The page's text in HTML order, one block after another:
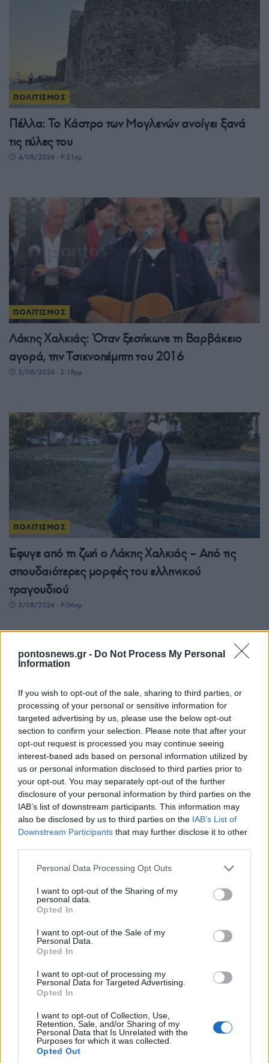
pontosnews.gr - Do Not Process My Personal
Information
If you wish to opt-out of the sale, sharing to third parties, or
processing of your personal or sensitive information for
targeted advertising by us, please use the below opt-out
section to confirm your selection. Please note that after your
opt-out request is processed you may continue seeing
interest-based ads based on personal information utilized by
us or personal information disclosed to third parties prior to
your opt-out. You may separately opt-out of the further
disclosure of your personal information by third parties on the
IAB’s list of downstream participants. This information may
also be disclosed by us to third parties on the IAB’s List of
Downstream Participants that may further disclose it to other
Please note that this website/app uses one or more Google
not limited to your visit or usage behaviour. You may click to
grant or deny consent to Google and its third-party tags to
use your data for below specified purposes in below Google
consent section.
Personal Data Processing Opt Outs
I want to opt-out of the Sharing of my
personal data.
Opted In
I want to opt-out of the Sale of my
Personal Data.
Opted In
I want to opt-out of processing my
Personal Data for Targeted Advertising.
Opted In
I want to opt-out of Collection, Use,
Retention, Sale, and/or Sharing of my
Personal Data that Is Unrelated with the
Purposes for which it was collected.
Opted Out
ΠΟΛΙΤΙΣΜΟΣ
Πέλλα: Το Κάστρο των Μογλενών ανοίγει ξανά
τις πύλες του
4/08/2026 - 9:21πμ
ΠΟΛΙΤΙΣΜΟΣ
Λάκης Χαλκιάς: Όταν ξεσήκωνε τη Βαρβάκειο
αγορά, την Τσικνοπέμπτη του 2016
3/08/2026 - 2:18μμ
ΠΟΛΙΤΙΣΜΟΣ
Έφυγε από τη ζωή ο Λάκης Χαλκιάς – Από τις
σπουδαιότερες μορφές του ελληνικού
τραγουδιού
3/08/2026 - 9:06πμ
ΠΟΛΙΤΙΣΜΟΣ
Βίνσεντ Παστόρε: Πέθανε ο Ιταλοαμερικανός
ηθοποιός που ενσάρκωσε τον «Big Pussy»
2/08/2026 - 2:49μμ
ΠΟΛΙΤΙΣΜΟΣ
Σπουδαία ανακάλυψη στην Άνδρο: Αρχαίο
ναυάγιο με εκατοντάδες αμφορείς στον βυθό –
Ένα ταξίδι στο εμπόριο του 5ου αιώνα π.Χ.
31/07/2026 - 10:28μμ